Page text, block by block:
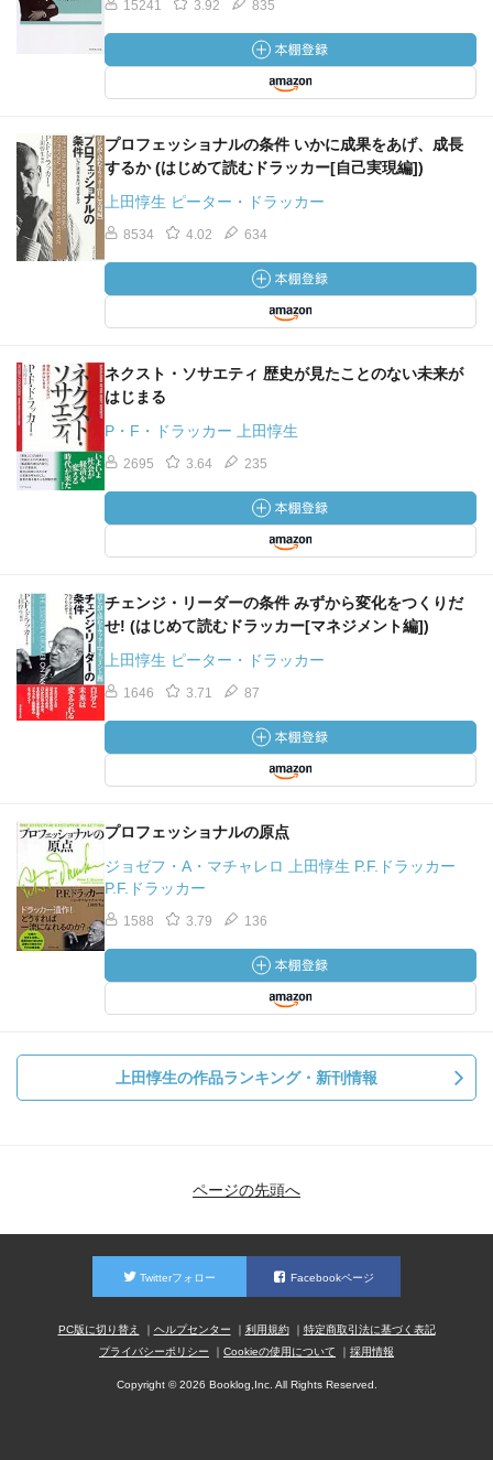
15241 3.92 835
プロフェッショナルの条件 いかに成果をあげ、成長
するか (はじめて読むドラッカー[自己実現編])
上田惇生 ピーター・ドラッカー
8534 4.02 634
ネクスト・ソサエティ 歴史が見たことのない未来が
はじまる
P・F・ドラッカー 上田惇生
2695 3.64 235
チェンジ・リーダーの条件 みずから変化をつくりだ
せ! (はじめて読むドラッカー[マネジメント編])
上田惇生 ピーター・ドラッカー
1646 3.71 87
プロフェッショナルの原点
ジョゼフ・A・マチャレロ 上田惇生 P.F.ドラッカー
P.F.ドラッカー
1588 3.79 136
上田惇生の作品ランキング・新刊情報
ページの先頭へ
Twitterフォロー Facebookページ
PC版に切り替え ヘルプセンター 利用規約
特定商取引法に基づく表記
プライバシーポリシー
Cookieの使用について 採用情報
Copyright © 2026 Booklog,Inc. All Rights Reserved.